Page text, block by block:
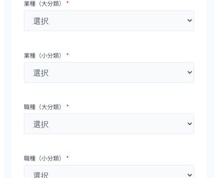
業種（大分類） *
業種（小分類） *
職種（大分類） *
職種（小分類） *